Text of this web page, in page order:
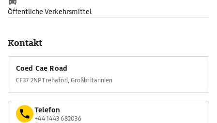
Öffentliche Verkehrsmittel
Kontakt
Coed Cae Road
CF37 2NP Trehafod, Großbritannien
Telefon
+44 1443 682036